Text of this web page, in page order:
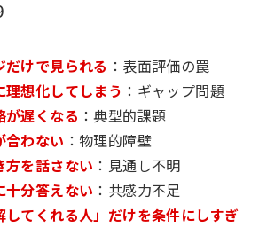
けで見られる ：表面評価の罠
理想化してしまう ：ギャップ問題
が遅くなる ：典型的課題
合わない ：物理的障壁
方を話さない ：見通し不明
十分答えない ：共感力不足
してくれる人」だけを条件にしすぎ